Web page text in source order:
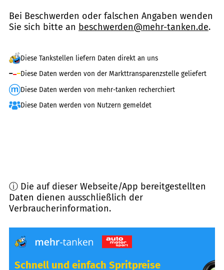
Bei Beschwerden oder falschen Angaben wenden
Sie sich bitte an beschwerden@mehr-tanken.de.
Diese Tankstellen liefern Daten direkt an uns
Diese Daten werden von der Markttransparenzstelle geliefert
Diese Daten werden von mehr-tanken recherchiert
Diese Daten werden von Nutzern gemeldet
ⓘ Die auf dieser Webseite/App bereitgestellten
Daten dienen ausschließlich der
Verbraucherinformation.
Schnell und einfach Spritpreise